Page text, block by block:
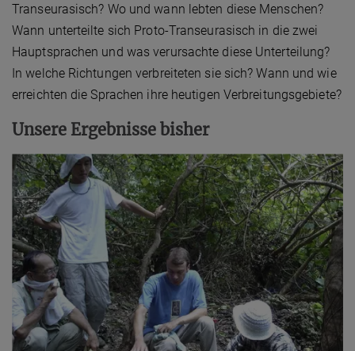
Transeurasisch? Wo und wann lebten diese Menschen?
Wann unterteilte sich Proto-Transeurasisch in die zwei
Hauptsprachen und was verursachte diese Unterteilung?
In welche Richtungen verbreiteten sie sich? Wann und wie
erreichten die Sprachen ihre heutigen Verbreitungsgebiete?
Unsere Ergebnisse bisher